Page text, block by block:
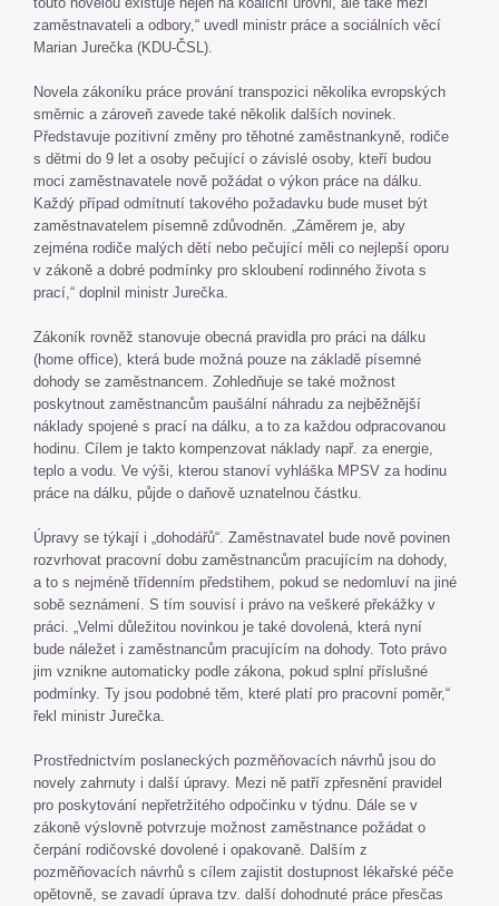
zaměstnavateli a odbory,“ uvedl ministr práce a sociálních věcí
Marian Jurečka (KDU-ČSL).
Novela zákoníku práce prování transpozici několika evropských
směrnic a zároveň zavede také několik dalších novinek.
Představuje pozitivní změny pro těhotné zaměstnankyně, rodiče
s dětmi do 9 let a osoby pečující o závislé osoby, kteří budou
moci zaměstnavatele nově požádat o výkon práce na dálku.
Každý případ odmítnutí takového požadavku bude muset být
zaměstnavatelem písemně zdůvodněn. „Záměrem je, aby
zejména rodiče malých dětí nebo pečující měli co nejlepší oporu
v zákoně a dobré podmínky pro skloubení rodinného života s
prací,“ doplnil ministr Jurečka.
Zákoník rovněž stanovuje obecná pravidla pro práci na dálku
(home office), která bude možná pouze na základě písemné
dohody se zaměstnancem. Zohledňuje se také možnost
poskytnout zaměstnancům paušální náhradu za nejběžnější
náklady spojené s prací na dálku, a to za každou odpracovanou
hodinu. Cílem je takto kompenzovat náklady např. za energie,
teplo a vodu. Ve výši, kterou stanoví vyhláška MPSV za hodinu
práce na dálku, půjde o daňově uznatelnou částku.
Úpravy se týkají i „dohodářů“. Zaměstnavatel bude nově povinen
rozvrhovat pracovní dobu zaměstnancům pracujícím na dohody,
a to s nejméně třídenním předstihem, pokud se nedomluví na jiné
sobě seznámení. S tím souvisí i právo na veškeré překážky v
práci. „Velmi důležitou novinkou je také dovolená, která nyní
bude náležet i zaměstnancům pracujícím na dohody. Toto právo
jim vznikne automaticky podle zákona, pokud splní příslušné
podmínky. Ty jsou podobné těm, které platí pro pracovní poměr,“
řekl ministr Jurečka.
Prostřednictvím poslaneckých pozměňovacích návrhů jsou do
novely zahrnuty i další úpravy. Mezi ně patří zpřesnění pravidel
pro poskytování nepřetržitého odpočinku v týdnu. Dále se v
zákoně výslovně potvrzuje možnost zaměstnance požádat o
čerpání rodičovské dovolené i opakovaně. Dalším z
pozměňovacích návrhů s cílem zajistit dostupnost lékařské péče
opětovně, se zavadí úprava tzv. další dohodnuté práce přesčas